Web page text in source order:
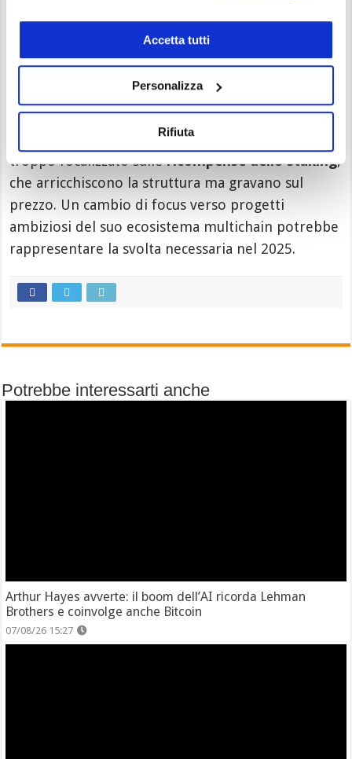
Accetta tutti
Personalizza
Rifiuta
non sono sufficienti per stimolare una crescita
sostenibile, e Polkadot appare assente dai
principali progetti legati agli
RWA
Mentre altre crypto, comeSolana, si concentrano
sullo sviluppo dei loro ecosistemi, Polkadot è
troppo focalizzato sullericompense dello staking,
che arricchiscono la struttura ma gravano sul
prezzo. Un cambio di focus verso progetti
ambiziosi del suo ecosistema multichain potrebbe
rappresentare la svolta necessaria nel 2025.
Potrebbe interessarti anche
Arthur Hayes avverte: il boom dell’AI ricorda Lehman
Brothers e coinvolge anche Bitcoin
07/08/26 15:27